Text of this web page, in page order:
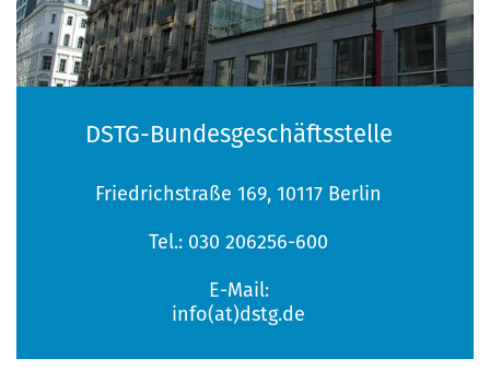
DSTG-Bundesgeschäftsstelle
Friedrichstraße 169, 10117 Berlin
Tel.: 030 206256-600
E-Mail:
info(at)dstg.de